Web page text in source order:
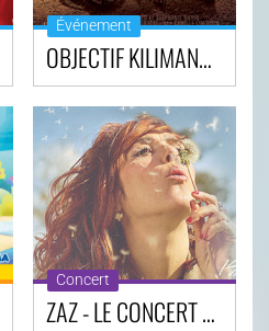
Événement
OBJECTIF KILIMANDJARO
Concert
ZAZ - LE CONCERT UNIQUE AU CINÉMA